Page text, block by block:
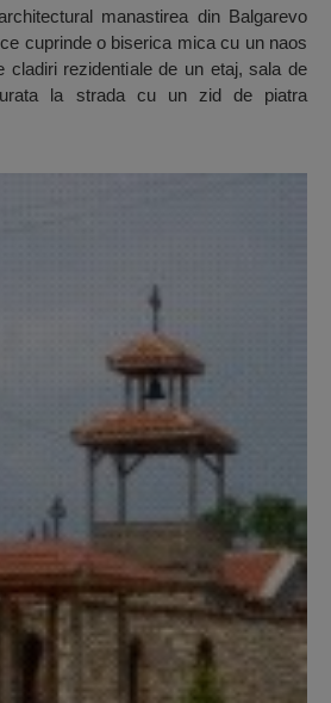
manastirea din Balgarevo
cuprinde o biserica mica cu un naos
cladiri rezidentiale de un etaj, sala de
la strada cu un zid de piatra